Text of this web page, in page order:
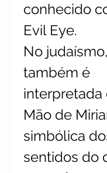
conhecido
Evil Eye.
No judaísmo,
também é
interpretada
Mão de
simbólica
sentidos do